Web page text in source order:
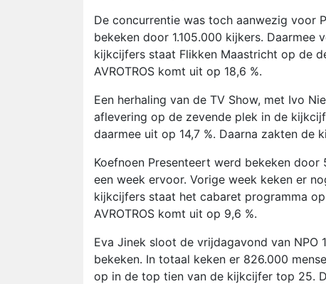
De concurrentie was toch aanwezig voor
bekeken door 1.105.000 kijkers.
kijkcijfers staat Flikken Maastricht op de
AVROTROS komt uit op 18,6 %.
Een herhaling van de TV Show, met Ivo
aflevering op de zevende plek in de
daarmee uit op 14,7 %. Daarna zakten de
Koefnoen Presenteert werd bekeken
een week ervoor. Vorige week keken er
kijkcijfers staat het cabaret programma
AVROTROS komt uit op 9,6 %.
Eva Jinek sloot de vrijdagavond van
bekeken. In totaal keken er 826.000
op in de top tien van de kijkcijfer top 25.